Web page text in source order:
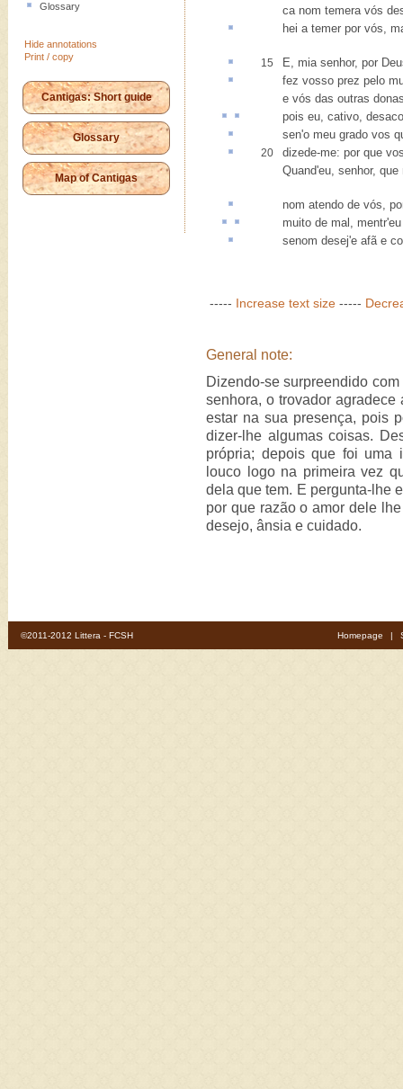
Glossary
Hide annotations
Print / copy
Cantigas: Short guide
Glossary
Map of Cantigas
ca nom temera vós
hei a temer por vós,
15
E, mia senhor, por
fez vosso prez pelo
e vós das outras
pois eu, cativo,
sen'o meu grado vos
20
dizede-me: por que
Quand'eu, senhor,
nom atendo de vós,
muito de mal, mentr
senom desej'e afãe
----- Increase text size -----
General note:
Dizendo-se surpreendido
senhora, o trovador
estar na sua presença, pois
dizer-lhe algumas coisas.
própria; depois que foi uma
louco logo na primeira vez
dela que tem. E pergunta-lhe
por que razão o amor dele
desejo, ânsia e cuidado.
©2011-2012 Littera - FCSH Homepage |